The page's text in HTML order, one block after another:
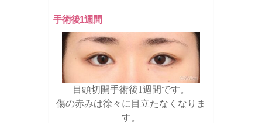
手術後1週間
目頭切開手術後1週間です。
傷の赤みは徐々に目立たなくなりま
す。